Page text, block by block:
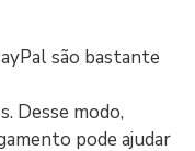
são bastante
Desse modo,
pode ajudar